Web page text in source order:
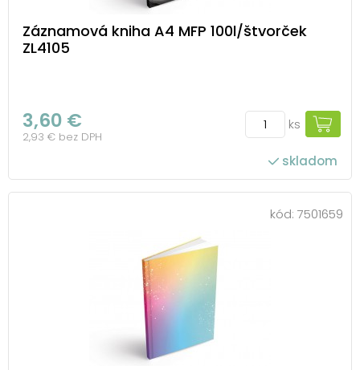
Záznamová kniha A4 MFP 100l/štvorček
ZL4105
3,60 €
2,93 € bez DPH
ks
skladom
kód: 7501659